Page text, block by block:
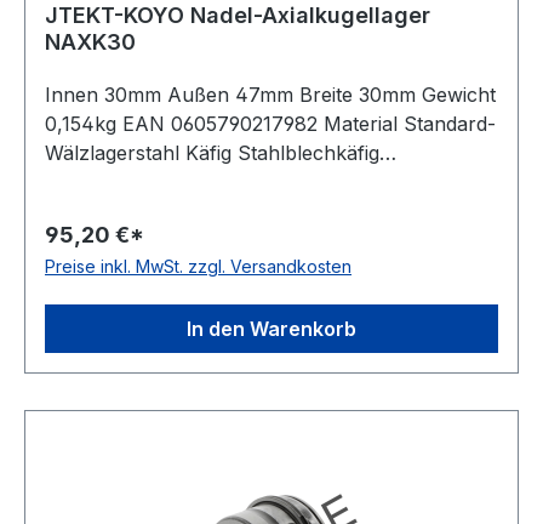
JTEKT-KOYO Nadel-Axialkugellager
NAXK30
Innen 30mm Außen 47mm Breite 30mm Gewicht
0,154kg EAN 0605790217982 Material Standard-
Wälzlagerstahl Käfig Stahlblechkäfig
Toleranzklasse Toleranzklasse P0/PN bzw.
ABEC 1
95,20 €*
Preise inkl. MwSt. zzgl. Versandkosten
In den Warenkorb